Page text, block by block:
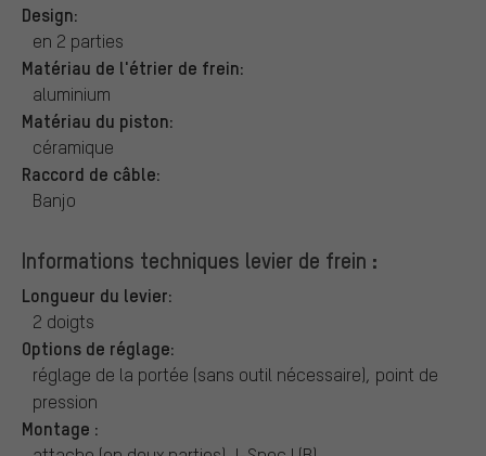
Design:
en 2 parties
Matériau de l'étrier de frein:
aluminium
Matériau du piston:
céramique
Raccord de câble:
Banjo
Informations techniques levier de frein :
Longueur du levier:
2 doigts
Options de réglage:
réglage de la portée (sans outil nécessaire), point de
pression
Montage :